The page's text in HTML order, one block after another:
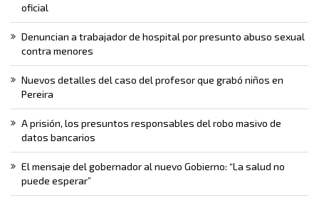
oficial
Denuncian a trabajador de hospital por presunto abuso sexual
contra menores
Nuevos detalles del caso del profesor que grabó niños en
Pereira
A prisión, los presuntos responsables del robo masivo de
datos bancarios
El mensaje del gobernador al nuevo Gobierno: “La salud no
puede esperar”